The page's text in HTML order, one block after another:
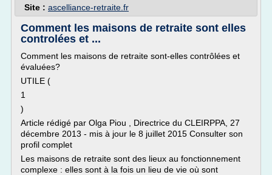
Site : ascelliance-retraite.fr
Comment les maisons de retraite sont elles
controlées et ...
Comment les maisons de retraite sont-elles contrôlées et
évaluées?
UTILE (
1
)
Article rédigé par Olga Piou , Directrice du CLEIRPPA, 27
décembre 2013 - mis à jour le 8 juillet 2015 Consulter son
profil complet
Les maisons de retraite sont des lieux au fonctionnement
complexe : elles sont à la fois un lieu de vie où sont